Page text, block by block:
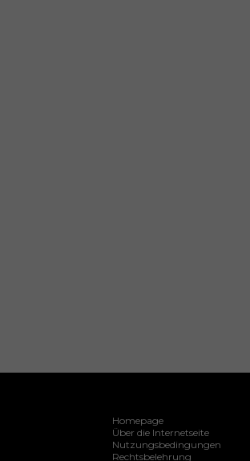
Homepage
Über die Internetseite
Nutzungsbedingungen
Rechtsbelehrung